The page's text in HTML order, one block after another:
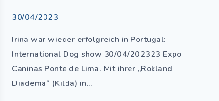
30/04/2023
Irina war wieder erfolgreich in Portugal:
International Dog show 30/04/202323 Expo
Caninas Ponte de Lima. Mit ihrer „Rokland
Diadema“ (Kilda) in…